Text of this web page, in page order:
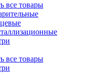
все товары
все товары